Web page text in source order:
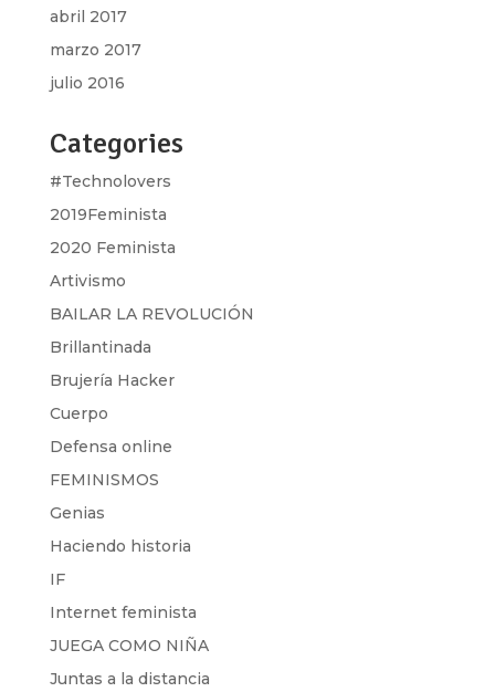
abril 2017
marzo 2017
julio 2016
Categories
#Technolovers
2019Feminista
2020 Feminista
Artivismo
BAILAR LA REVOLUCIÓN
Brillantinada
Brujería Hacker
Cuerpo
Defensa online
FEMINISMOS
Genias
Haciendo historia
IF
Internet feminista
JUEGA COMO NIÑA
Juntas a la distancia